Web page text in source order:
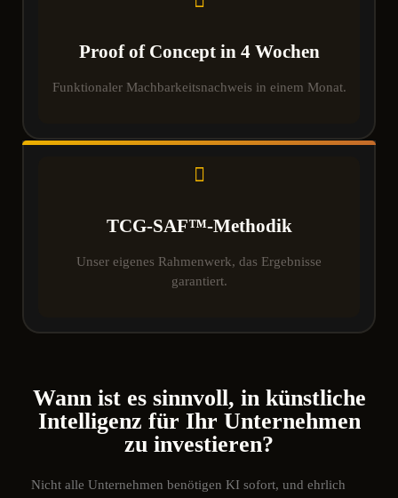
Proof of Concept in 4 Wochen
Funktionaler Machbarkeitsnachweis in einem Monat.
TCG-SAF™-Methodik
Unser eigenes Rahmenwerk, das Ergebnisse
garantiert.
Wann ist es sinnvoll, in künstliche
Intelligenz für Ihr Unternehmen
zu investieren?
Nicht alle Unternehmen benötigen KI sofort, und ehrlich